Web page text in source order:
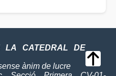
LA CATEDRAL DE
ànim de lucre